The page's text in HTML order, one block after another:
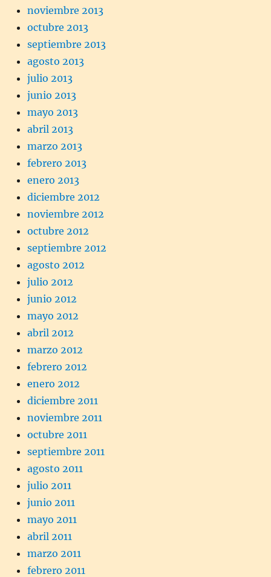
noviembre 2013
octubre 2013
septiembre 2013
agosto 2013
julio 2013
junio 2013
mayo 2013
abril 2013
marzo 2013
febrero 2013
enero 2013
diciembre 2012
noviembre 2012
octubre 2012
septiembre 2012
agosto 2012
julio 2012
junio 2012
mayo 2012
abril 2012
marzo 2012
febrero 2012
enero 2012
diciembre 2011
noviembre 2011
octubre 2011
septiembre 2011
agosto 2011
julio 2011
junio 2011
mayo 2011
abril 2011
marzo 2011
febrero 2011